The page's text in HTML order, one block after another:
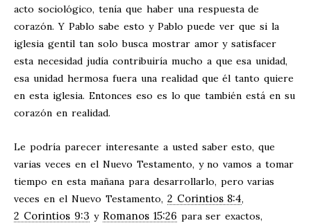
acto sociológico, tenía que haber una respuesta de
corazón. Y Pablo sabe esto y Pablo puede ver que si la
iglesia gentil tan solo busca mostrar amor y satisfacer
esta necesidad judía contribuiría mucho a que esa unidad,
esa unidad hermosa fuera una realidad que él tanto quiere
en esta iglesia. Entonces eso es lo que también está en su
corazón en realidad.
Le podría parecer interesante a usted saber esto, que
varias veces en el Nuevo Testamento, y no vamos a tomar
tiempo en esta mañana para desarrollarlo, pero varias
veces en el Nuevo Testamento, 2 Corintios 8:4,
2 Corintios 9:3 y Romanos 15:26 para ser exactos,